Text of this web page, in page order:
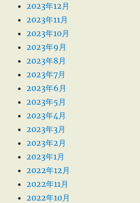
2023年12月
2023年11月
2023年10月
2023年9月
2023年8月
2023年7月
2023年6月
2023年5月
2023年4月
2023年3月
2023年2月
2023年1月
2022年12月
2022年11月
2022年10月